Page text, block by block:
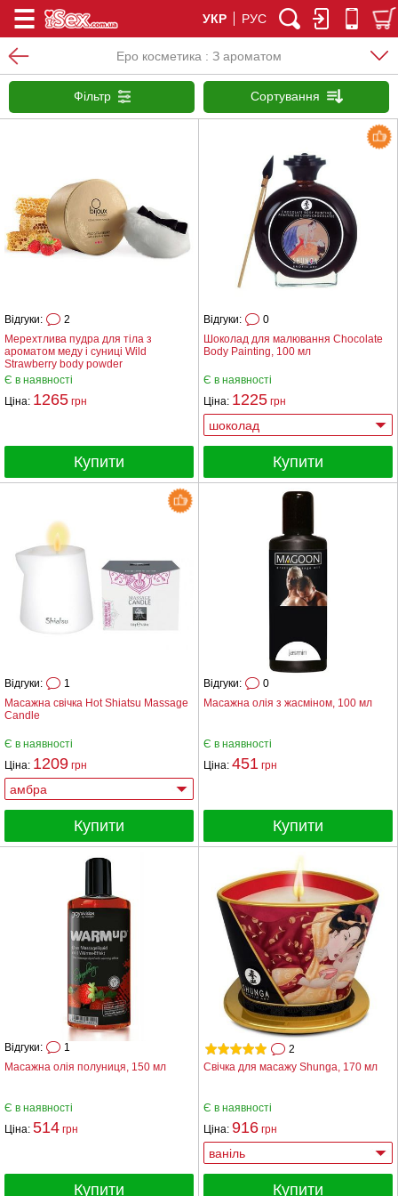
УКР РУС
Еро косметика : З ароматом
Фільтр Сортування
Мерехтлива пудра для тіла з
ароматом меду і суниці Wild
Strawberry body powder
Відгуки: 2
Є в наявності
Ціна: 1265 грн
Купити
Шоколад для малювання Chocolate
Body Painting, 100 мл
Відгуки: 0
Є в наявності
Ціна: 1225 грн
Купити
Масажна свічка Hot Shiatsu Massage
Candle
Відгуки: 1
Є в наявності
Ціна: 1209 грн
Купити
Масажна олія з жасміном, 100 мл
Відгуки: 0
Є в наявності
Ціна: 451 грн
Купити
Масажна олія полуниця, 150 мл
Відгуки: 1
Є в наявності
Ціна: 514 грн
Купити
Свічка для масажу Shunga, 170 мл
2
Є в наявності
Ціна: 916 грн
Купити